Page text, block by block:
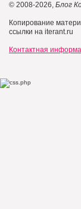
© 2008-2026, Блог
Копирование
ссылки на iterant.ru
Контактная